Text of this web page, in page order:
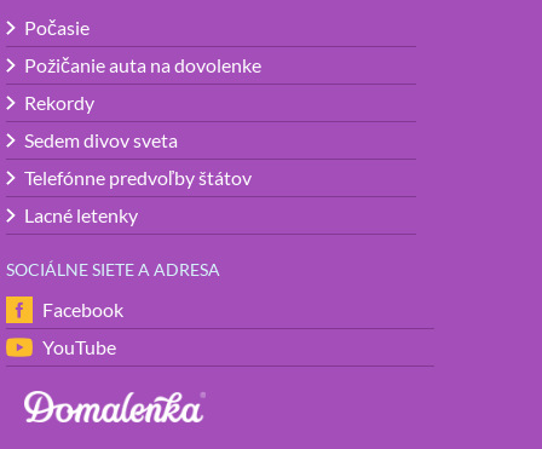
Počasie
Požičanie auta na dovolenke
Rekordy
Sedem divov sveta
Telefónne predvoľby štátov
Lacné letenky
SOCIÁLNE SIETE A ADRESA
Facebook
YouTube